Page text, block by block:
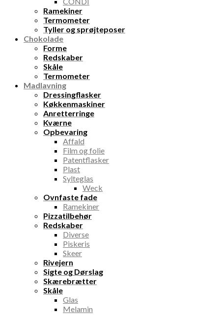
Ramekiner
Termometer
Tyller og sprøjteposer
Chokolade
Forme
Redskaber
Skåle
Termometer
Madlavning
Dressingflasker
Køkkenmaskiner
Anretterringe
Kværne
Opbevaring
Affald
Film og folie
Patentflasker
Plast
Sylteglas
Weck
Ovnfaste fade
Ramekiner
Pizzatilbehør
Redskaber
Diverse
Piskeris
Skeer
Rivejern
Sigte og Dørslag
Skærebrætter
Skåle
Glas
Melamin